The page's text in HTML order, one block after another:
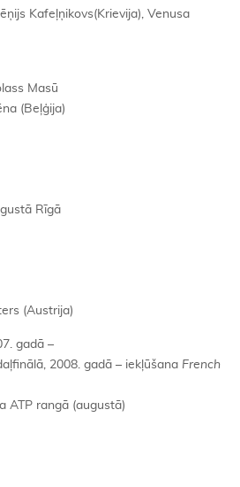
Kafeļņikovs(Krievija), Venusa
Masū
(Beļģija)
Rīgā
(Austrija)
gadā –
2008. gadā – iekļūšana French
ATP rangā (augustā)